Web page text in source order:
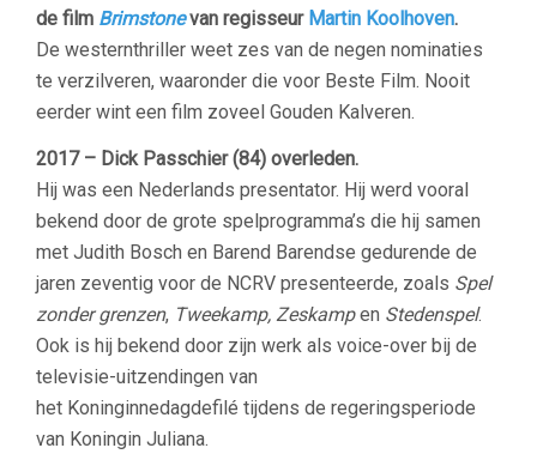
de film Brimstonevan regisseur Martin Koolhoven.
De westernthriller weet zes van de negen nominaties
te verzilveren, waaronder die voor Beste Film. Nooit
eerder wint een film zoveel Gouden Kalveren.
2017 – Dick Passchier (84) overleden.
Hij was een Nederlands presentator. Hij werd vooral
bekend door de grote spelprogramma’s die hij samen
met Judith Bosch en Barend Barendse gedurende de
jaren zeventig voor de NCRV presenteerde, zoals Spel
zonder grenzen, Tweekamp, Zeskampen Stedenspel.
Ook is hij bekend door zijn werk als voice-over bij de
televisie-uitzendingen van
het Koninginnedagdefilé tijdens de regeringsperiode
van Koningin Juliana.